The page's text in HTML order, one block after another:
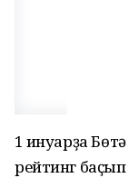
1 ғинуарҙа
рейтинг баҫып